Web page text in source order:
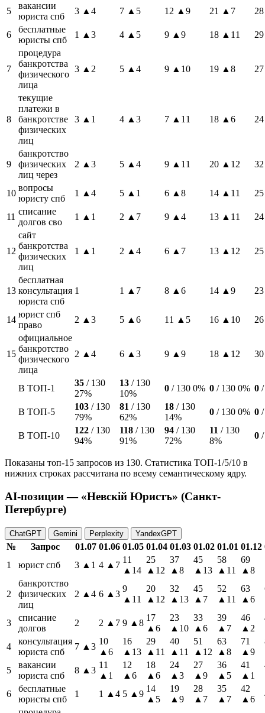
5
вакансии
юриста спб
3 ▲4 7 ▲5 12 ▲9 21 ▲7 28
6
бесплатные
юристы спб
1 ▲3 4 ▲5 9 ▲9 18 ▲11 29
7
процедура
банкротства
физического
лица
3 ▲2 5 ▲4 9 ▲10 19 ▲8 27
8
текущие
платежи в
банкротстве
физических
лиц
3 ▲1 4 ▲3 7 ▲11 18 ▲6 24
9
банкротство
физических
лиц через
2 ▲3 5 ▲4 9 ▲11 20 ▲12 32
10
вопросы
юристу спб
1 ▲4 5 ▲1 6 ▲8 14 ▲11 25
11
списание
долгов сво
1 ▲1 2 ▲7 9 ▲4 13 ▲11 24
12
сайт
банкротства
физических
лиц
1 ▲1 2 ▲4 6 ▲7 13 ▲12 25
13
бесплатная
консультация
юриста спб
1 1 ▲7 8 ▲6 14 ▲9 23
14
юрист спб
право
2 ▲3 5 ▲6 11 ▲5 16 ▲10 26
15
официальное
банкротство
физического
лица
2 ▲4 6 ▲3 9 ▲9 18 ▲12 30
В ТОП-1
35 / 130
27%
13 / 130
10%
0 / 130 0% 0 / 130 0% 0
В ТОП-5
103 / 130
79%
81 / 130
62%
18 / 130
14%
0 / 130 0% 0
В ТОП-10
122 / 130
94%
118 / 130
91%
94 / 130
72%
11 / 130
8%
0
Показаны топ-15 запросов из 130. Статистика ТОП-1/5/10 в
нижних строках рассчитана по всему семантическому ядру.
AI-позиции — «Невскій Юристъ» (Санкт-
Петербурге)
ChatGPT Gemini Perplexity YandexGPT
№ Запрос 01.07 01.06 01.05 01.04 01.03 01.02 01.01 01.12
1
юрист спб 3 ▲1 4 ▲7
11
▲14
25
▲12
37
▲8
45
▲13
58
▲11
69
▲8
2
банкротство
физических
лиц
2 ▲4 6 ▲3
9
▲11
20
▲12
32
▲13
45
▲7
52
▲11
63
▲6
3
списание
долгов
2 2 ▲7 9 ▲8
17
▲6
23
▲10
33
▲6
39
▲7
46
▲2
4
консультация
юриста спб
7 ▲3
10
▲6
16
▲13
29
▲11
40
▲11
51
▲12
63
▲8
71
▲9
5
вакансии
юриста спб
8 ▲3
11
▲1
12
▲6
18
▲6
24
▲3
27
▲9
36
▲5
41
▲1
6
бесплатные
юристы спб
1 1 ▲4 5 ▲9
14
▲5
19
▲9
28
▲7
35
▲7
42
▲6